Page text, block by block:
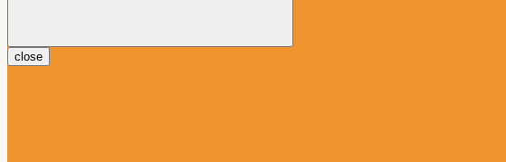
close